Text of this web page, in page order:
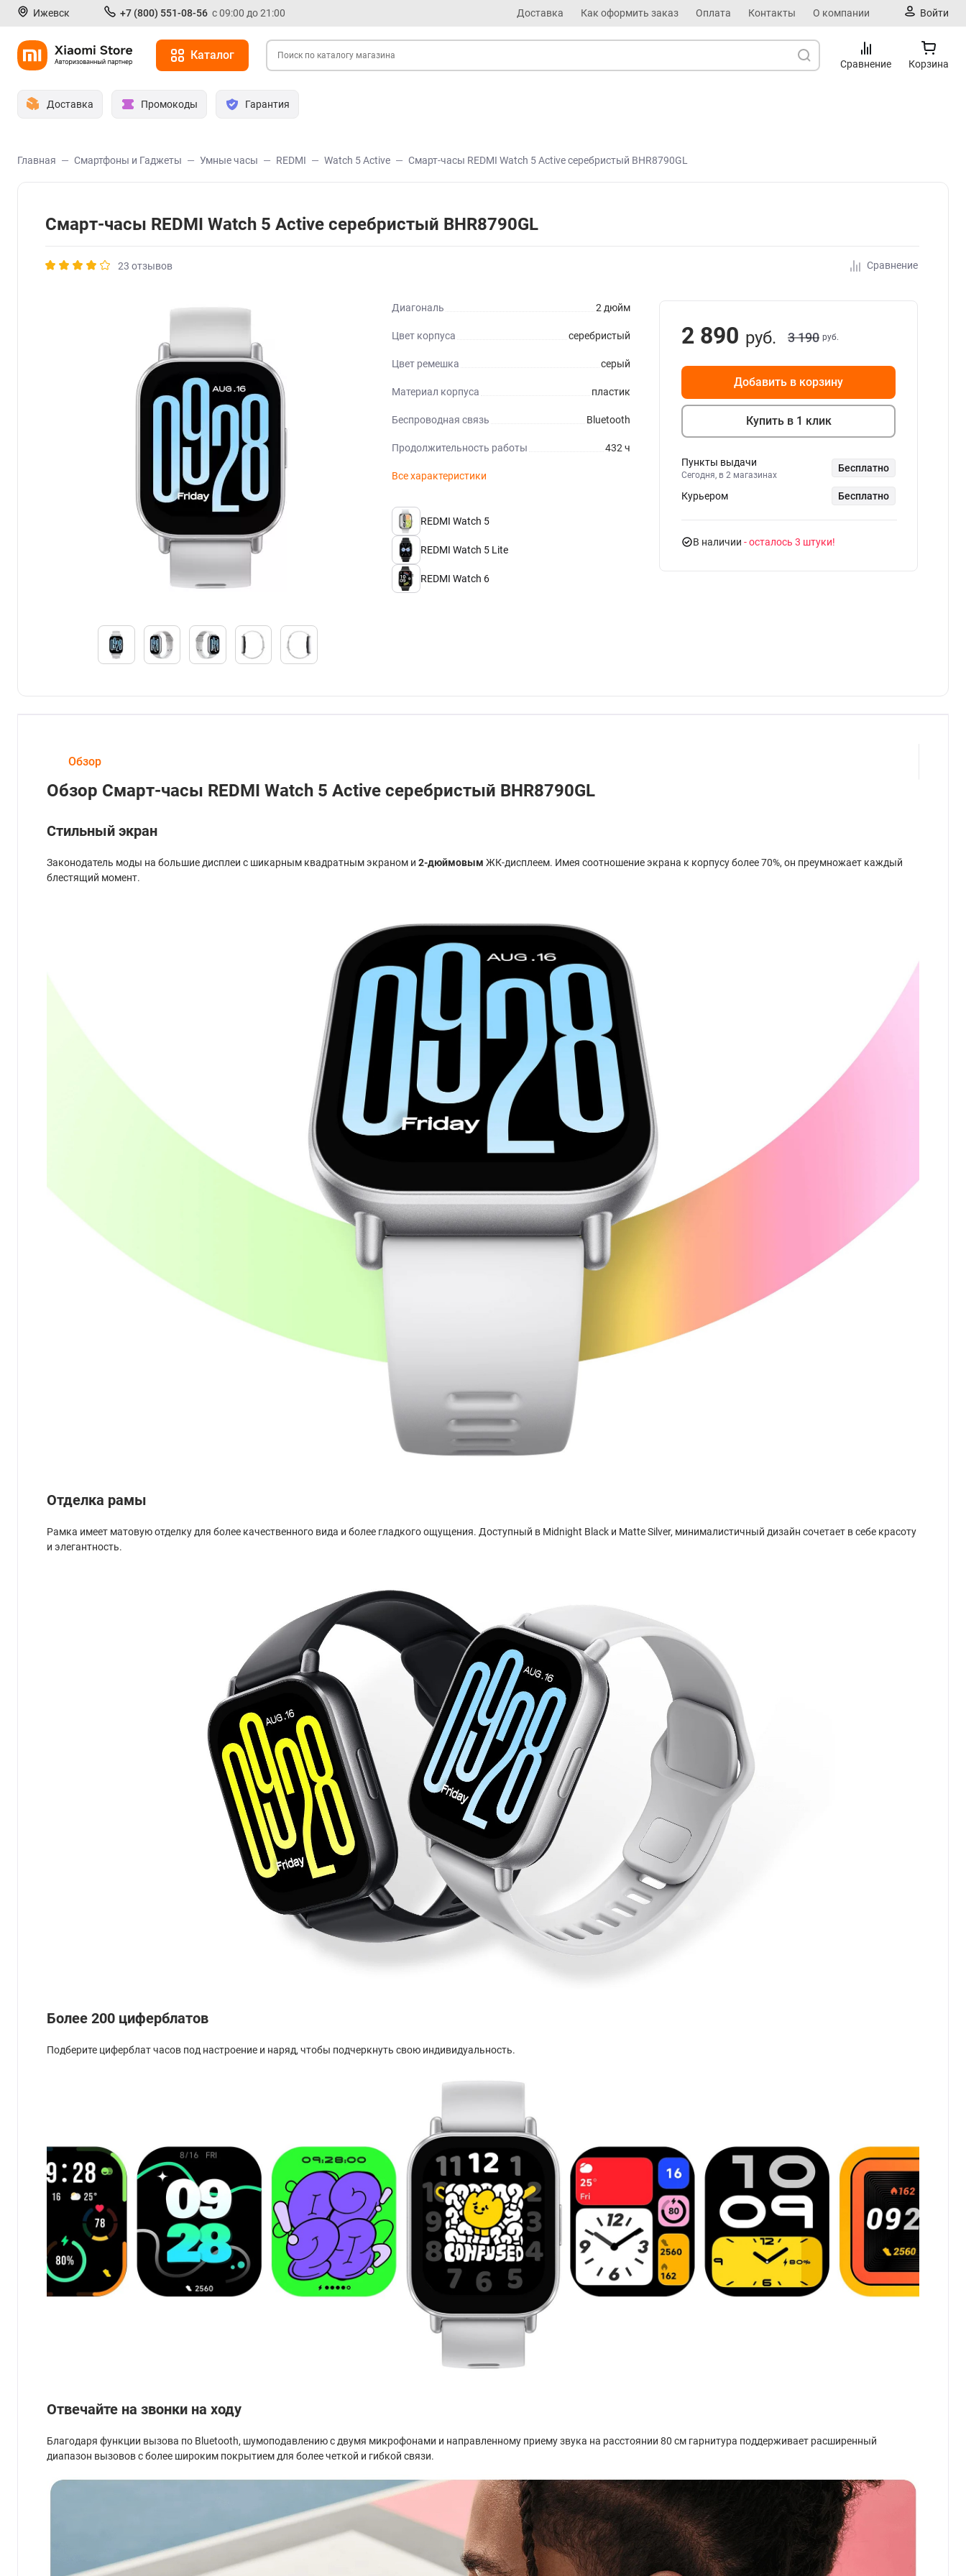
Ижевск +7 (800) 551-08-56 с 09:00 до 21:00 Доставка Как оформить заказ Оплата Контакты О компании Войти
Каталог
Сравнение Корзина
Доставка Промокоды Гарантия
Главная Смартфоны и Гаджеты Умные часы REDMI Watch 5 Active Смарт-часы REDMI Watch 5 Active серебристый BHR8790GL
Смарт-часы REDMI Watch 5 Active серебристый BHR8790GL
23 отзывов Сравнение
Диагональ 2 дюйм
Цвет корпуса серебристый
Цвет ремешка серый
Материал корпуса пластик
Беспроводная связь Bluetooth
Продолжительность работы 432 ч
Все характеристики
REDMI Watch 5
REDMI Watch 5 Lite
REDMI Watch 6
2 890 руб. 3 190 руб.
Добавить в корзину
Купить в 1 клик
Пункты выдачи
Сегодня, в 2 магазинах
Бесплатно
Курьером Бесплатно
В наличии - осталось 3 штуки
Обзор
Обзор Смарт-часы REDMI Watch 5 Active серебристый BHR8790GL
Стильный экран
Законодатель моды на большие дисплеи с шикарным квадратным экраном и 2-дюймовым ЖК-дисплеем. Имея соотношение экрана к корпусу более 70%, он преумножает каждый
блестящий момент.
Отделка рамы
Рамка имеет матовую отделку для более качественного вида и более гладкого ощущения. Доступный в Midnight Black и Matte Silver, минималистичный дизайн сочетает в себе красоту
и элегантность.
Более 200 циферблатов
Подберите циферблат часов под настроение и наряд, чтобы подчеркнуть свою индивидуальность.
Отвечайте на звонки на ходу
Благодаря функции вызова по Bluetooth, шумоподавлению с двумя микрофонами и направленному приему звука на расстоянии 80 см гарнитура поддерживает расширенный
диапазон вызовов с более широким покрытием для более четкой и гибкой связи.